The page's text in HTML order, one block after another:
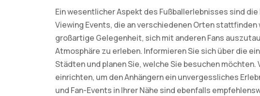
Ein wesentlicher Aspekt des Fußballerlebnisses sind
Viewing Events, die an verschiedenen Orten
großartige Gelegenheit, sich mit anderen Fans
Atmosphäre zu erleben. Informieren Sie sich über die
Städten und planen Sie, welche Sie besuchen
einrichten, um den Anhängern ein unvergessliches
und Fan-Events in Ihrer Nähe sind ebenfalls